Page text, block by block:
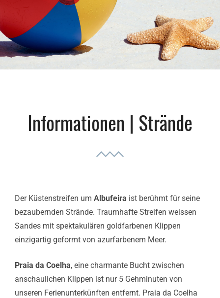
Informationen | Strände
Der Küstenstreifen um Albufeira ist berühmt für seine
bezaubernden Strände. Traumhafte Streifen weissen
Sandes mit spektakulären goldfarbenen Klippen
einzigartig geformt von azurfarbenem Meer.
Praia da Coelha, eine charmante Bucht zwischen
anschaulichen Klippen ist nur 5 Gehminuten von
unseren Ferienunterkünften entfernt. Praia da Coelha